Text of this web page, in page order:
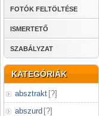
FOTÓK FELTÖLTÉSE
ISMERTETŐ
SZABÁLYZAT
KATEGÓRIÁK
absztrakt [?]
abszurd [?]